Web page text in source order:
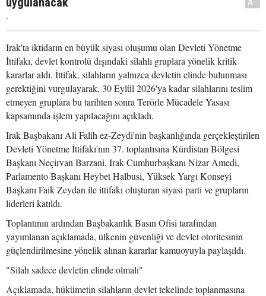
.
Irak'ta iktidarın en büyük siyasi oluşumu olan Devleti Yönetme
İttifakı, devlet kontrolü dışındaki silahlı gruplara yönelik kritik
kararlar aldı. İttifak, silahların yalnızca devletin elinde bulunması
gerektiğini vurgulayarak, 30 Eylül 2026'ya kadar silahlarını teslim
etmeyen gruplara bu tarihten sonra Terörle Mücadele Yasası
kapsamında işlem yapılacağını açıkladı.
Irak Başbakanı Ali Falih ez-Zeydi'nin başkanlığında gerçekleştirilen
Devleti Yönetme İttifakı'nın 37. toplantısına Kürdistan Bölgesi
Başkanı Neçirvan Barzani, Irak Cumhurbaşkanı Nizar Amedi,
Parlamento Başkanı Heybet Halbusi, Yüksek Yargı Konseyi
Başkanı Faik Zeydan ile ittifakı oluşturan siyasi parti ve grupların
liderleri katıldı.
Toplantının ardından Başbakanlık Basın Ofisi tarafından
yayımlanan açıklamada, ülkenin güvenliği ve devlet otoritesinin
güçlendirilmesine yönelik alınan kararlar kamuoyuyla paylaşıldı.
"Silah sadece devletin elinde olmalı"
Açıklamada, hükümetin silahların devlet tekelinde toplanmasına